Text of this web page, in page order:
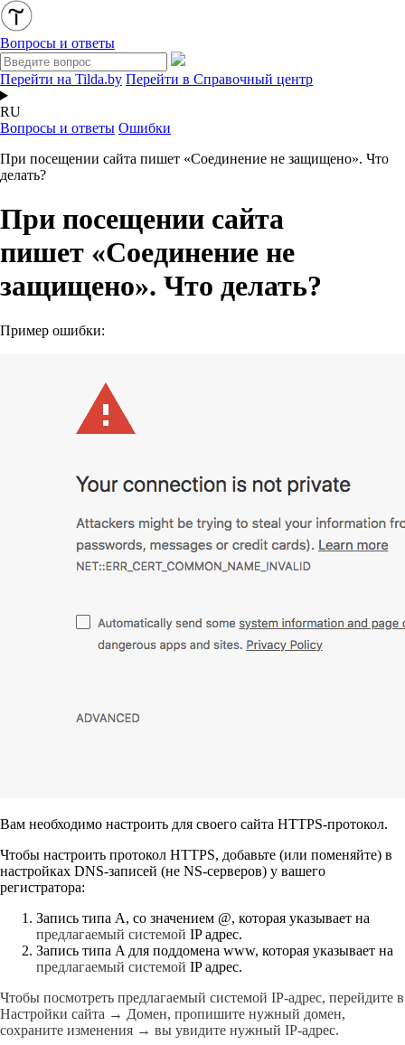
Вопросы и ответы
Перейти на Tilda.by Перейти в Справочный центр
RU
Вопросы и ответы Ошибки
При посещении сайта пишет «Соединение не защищено». Что
делать?
При посещении сайта
пишет «Соединение не
защищено». Что делать?
Пример ошибки:
Вам необходимо настроить для своего сайта HTTPS-протокол.
Чтобы настроить протокол HTTPS, добавьте (или поменяйте) в
настройках DNS-записей (не NS-серверов) у вашего
регистратора:
Запись типа A, со значением @, которая указывает на
предлагаемый системой IP адрес.
Запись типа A для поддомена www, которая указывает на
предлагаемый системой IP адрес.
Чтобы посмотреть предлагаемый системой IP-адрес, перейдите в
Настройки сайта → Домен, пропишите нужный домен,
сохраните изменения → вы увидите нужный IP-адрес.